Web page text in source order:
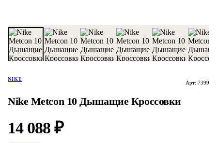
NIKE
Арт: 7399
Nike Metcon 10 Дышащие Кроссовки
14 088 ₽